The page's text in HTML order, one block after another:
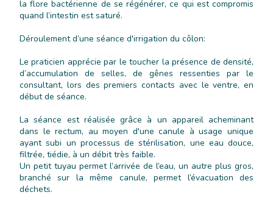
la flore bactérienne de se régénérer, ce qui est compromis
quand l’intestin est saturé.
Déroulement d’une séance d'irrigation du côlon:
Le praticien apprécie par le toucher la présence de densité,
d’accumulation de selles, de gênes ressenties par le
consultant, lors des premiers contacts avec le ventre, en
début de séance.
La séance est réalisée grâce à un appareil acheminant
dans le rectum, au moyen d'une canule à usage unique
ayant subi un processus de stérilisation, une eau douce,
filtrée, tiédie, à un débit très faible.
Un petit tuyau permet l’arrivée de l’eau, un autre plus gros,
branché sur la même canule, permet l’évacuation des
déchets.